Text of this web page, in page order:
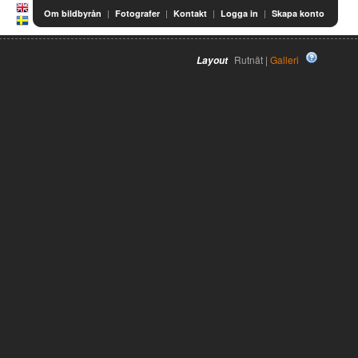
Om bildbyrån | Fotografer | Kontakt | Logga in | Skapa konto
Layout Rutnät | Galleri